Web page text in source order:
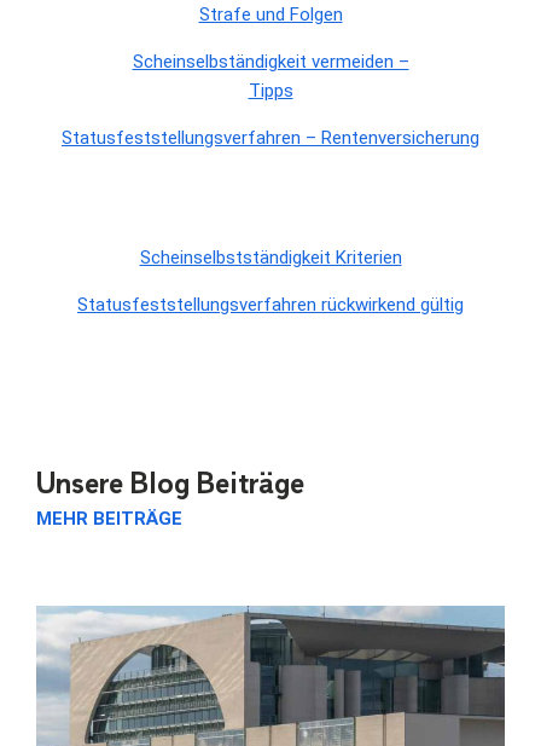
Strafe und Folgen
Scheinselbständigkeit vermeiden –
Tipps
Statusfeststellungsverfahren – Rentenversicherung
Scheinselbstständigkeit Kriterien
Statusfeststellungsverfahren rückwirkend gültig
Unsere Blog Beiträge
MEHR BEITRÄGE